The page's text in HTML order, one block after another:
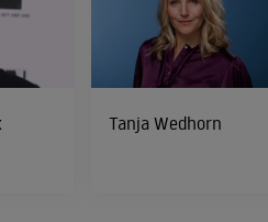
Tanja Wedhorn